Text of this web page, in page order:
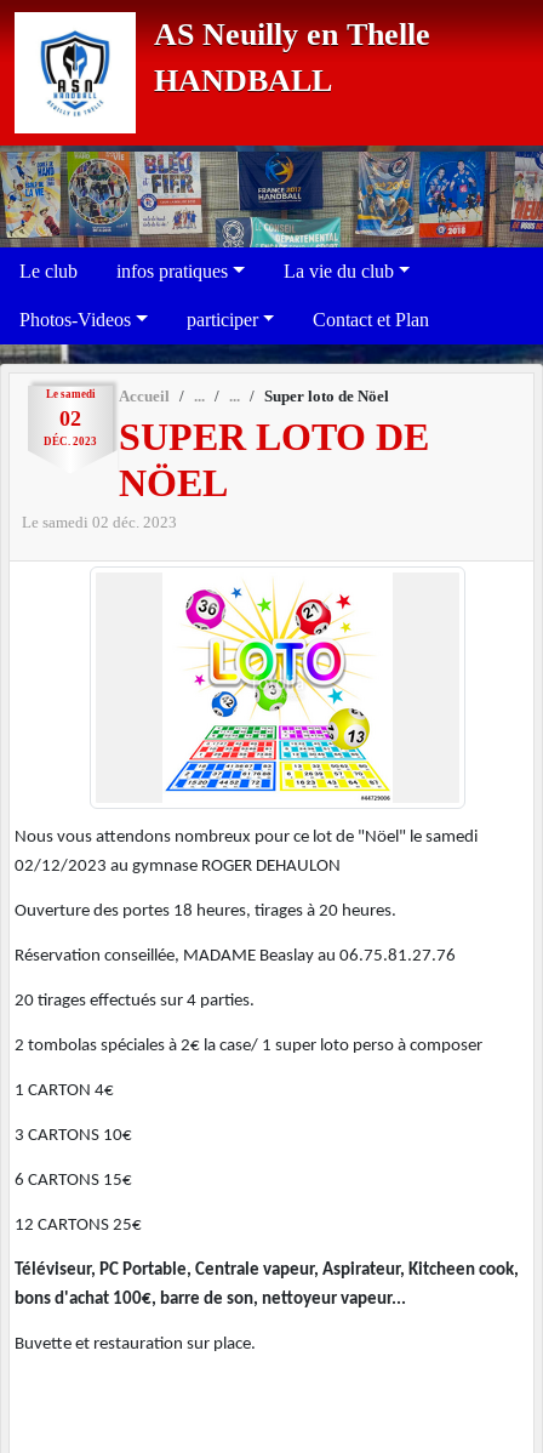
AS Neuilly en Thelle
HANDBALL
Le club infos pratiques La vie du club
Photos-Videos participer Contact et Plan
Le samedi
02
DÉC. 2023
Accueil Super loto de Nöel
SUPER LOTO DE
NÖEL
Le samedi 02 déc. 2023
Nous vous attendons nombreux pour ce lot de "Nöel" le samedi
02/12/2023 au gymnase ROGER DEHAULON
Ouverture des portes 18 heures, tirages à 20 heures.
Réservation conseillée, MADAME Beaslay au 06.75.81.27.76
20 tirages effectués sur 4 parties.
2 tombolas spéciales à 2€ la case/ 1 super loto perso à composer
1 CARTON 4€
3 CARTONS 10€
6 CARTONS 15€
12 CARTONS 25€
Téléviseur, PC Portable, Centrale vapeur, Aspirateur, Kitcheen cook,
bons d'achat 100€, barre de son, nettoyeur vapeur...
Buvette et restauration sur place.
Panneau de gestion des cookies